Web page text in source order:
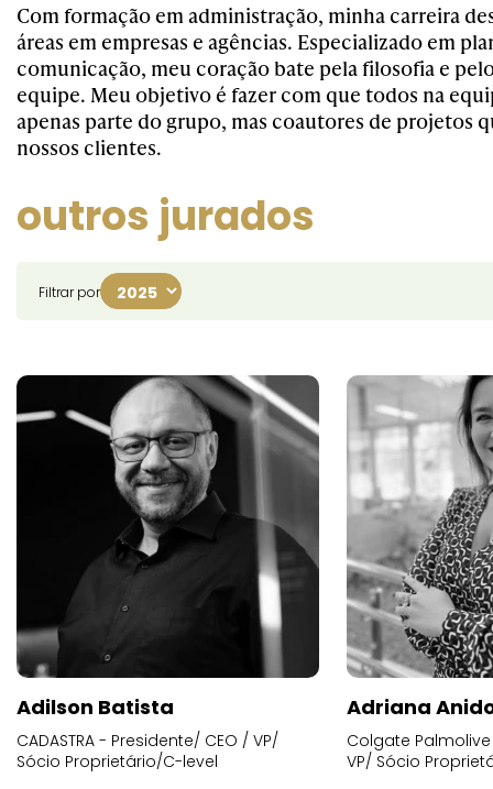
Com formação em administração, minha carreira
áreas em empresas e agências. Especializado em
comunicação, meu coração bate pela filosofia e
equipe. Meu objetivo é fazer com que todos na
apenas parte do grupo, mas coautores de projetos
nossos clientes.
outros jurados
Filtrar por
Adilson Batista
CADASTRA - Presidente/ CEO / VP/
Sócio Proprietário/C-level
Adriana
Colgate
VP/ Sócio